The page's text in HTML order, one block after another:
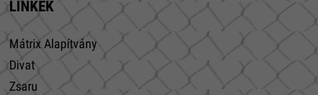
LINKEK
Mátrix Alapítvány
Divat
Zsaru